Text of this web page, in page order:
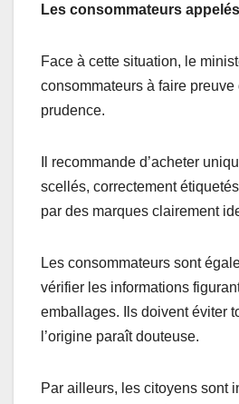
Les consommateurs
Face à cette situation, le
consommateurs à faire
prudence.
Il recommande d’acheter
scellés, correctement
par des marques clairement
Les consommateurs sont
vérifier les informations
emballages. Ils doivent éviter
l’origine paraît douteuse.
Par ailleurs, les citoyens sont